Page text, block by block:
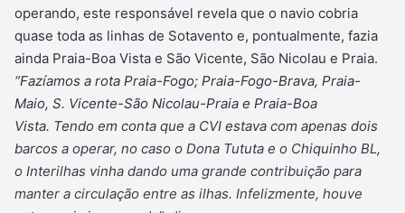
operando, este responsável revela que o navio cobria
quase toda as linhas de Sotavento e, pontualmente, fazia
ainda Praia-Boa Vista e São Vicente, São Nicolau e Praia.
“Fazíamos a rota Praia-Fogo; Praia-Fogo-Brava, Praia-
Maio, S. Vicente-São Nicolau-Praia e Praia-Boa
Vista. Tendo em conta que a CVI estava com apenas dois
barcos a operar, no caso o Dona Tututa e o Chiquinho BL,
o Interilhas vinha dando uma grande contribuição para
manter a circulação entre as ilhas. Infelizmente, houve